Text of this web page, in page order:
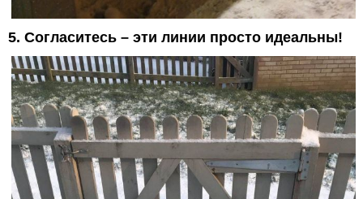
5. Согласитесь – эти линии просто идеальны!